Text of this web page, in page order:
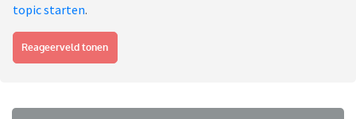
topic starten.
Reageerveld tonen